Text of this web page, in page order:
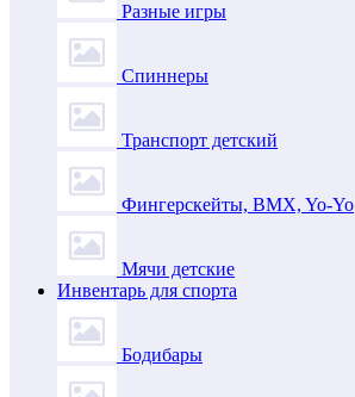
Разные игры
Спиннеры
Транспорт детский
Фингерскейты, BMX, Yo-Yo
Мячи детские
Инвентарь для спорта
Бодибары